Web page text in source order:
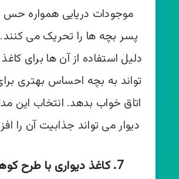
موجودات دریایی همواره حس
پسر بچه ها را تحریک می
دلیل استفاده از آن ها برای
تواند به بچه احساس بهتری
اتاق خواب بدهد. انتخاب این
دیوار می تواند جذابیت آن را
7. کاغذ دیواری با طرح کوهستان